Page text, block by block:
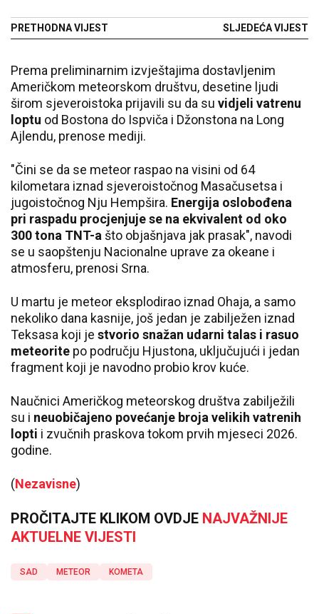
PRETHODNA VIJEST SLJEDEĆA VIJEST
Prema preliminarnim izvještajima dostavljenim
Američkom meteorskom društvu, desetine ljudi
širom sjeveroistoka prijavili su da su vidjeli vatrenu
loptu od Bostona do Ispviča i Džonstona na Long
Ajlendu, prenose mediji.
"Čini se da se meteor raspao na visini od 64
kilometara iznad sjeveroistočnog Masačusetsa i
jugoistočnog Nju Hempšira. Energija oslobođena
pri raspadu procjenjuje se na ekvivalent od oko
300 tona TNT-a što objašnjava jak prasak", navodi
se u saopštenju Nacionalne uprave za okeane i
atmosferu, prenosi Srna.
U martu je meteor eksplodirao iznad Ohaja, a samo
nekoliko dana kasnije, još jedan je zabilježen iznad
Teksasa koji je stvorio snažan udarni talas i rasuo
meteorite po području Hjustona, uključujući i jedan
fragment koji je navodno probio krov kuće.
Naučnici Američkog meteorskog društva zabilježili
su i neuobičajeno povećanje broja velikih vatrenih
lopti i zvučnih praskova tokom prvih mjeseci 2026.
godine.
(Nezavisne)
PROČITAJTE KLIKOM OVDJE NAJVAŽNIJE
AKTUELNE VIJESTI
SAD METEOR KOMETA